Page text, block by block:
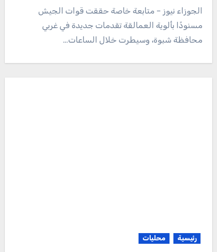
الجوزاء نيوز – متابعة خاصة حققت قوات الجيش
مسنودًا بألوية العمالقة تقدمات جديدة في غربي
محافظة شبوة، وسيطرت خلال الساعات…
رئيسية محليات